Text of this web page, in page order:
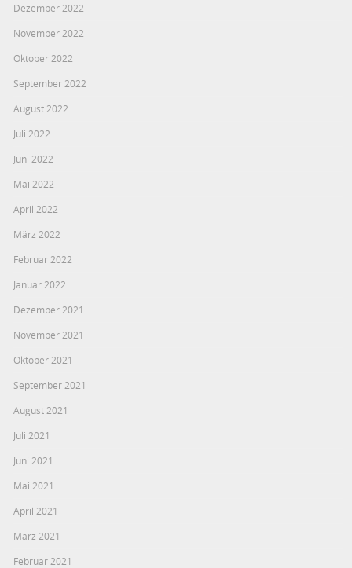
Dezember 2022
November 2022
Oktober 2022
September 2022
August 2022
Juli 2022
Juni 2022
Mai 2022
April 2022
März 2022
Februar 2022
Januar 2022
Dezember 2021
November 2021
Oktober 2021
September 2021
August 2021
Juli 2021
Juni 2021
Mai 2021
April 2021
März 2021
Februar 2021